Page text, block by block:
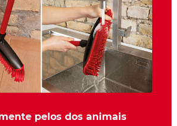
pelos dos animais